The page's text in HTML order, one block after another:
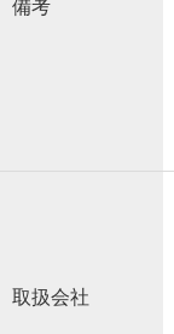
備考
取扱会社